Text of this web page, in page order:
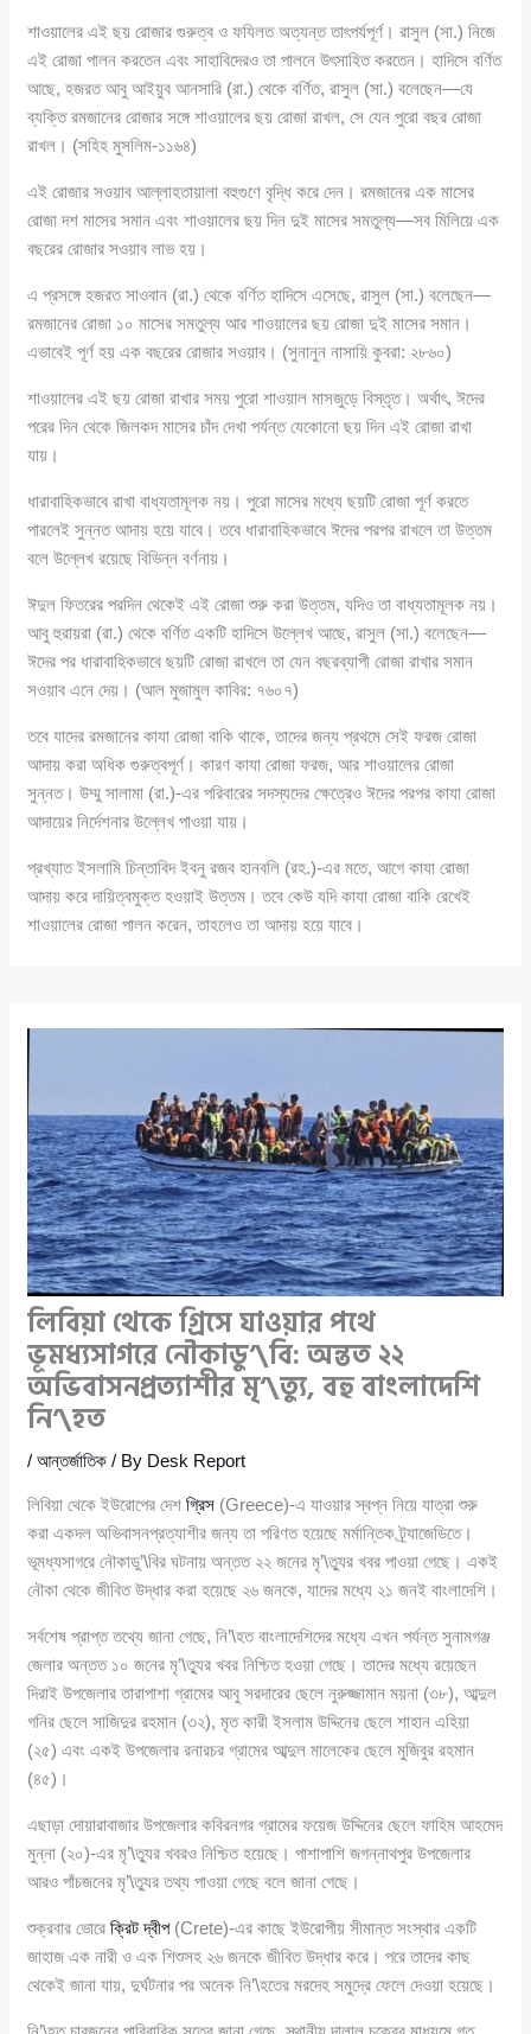
শাওয়ালের এই ছয় রোজার গুরুত্ব ও ফযিলত অত্যন্ত তাৎপর্যপূর্ণ। রাসুল (সা.) নিজে
এই রোজা পালন করতেন এবং সাহাবিদেরও তা পালনে উৎসাহিত করতেন। হাদিসে বর্ণিত
আছে, হজরত আবু আইয়ুব আনসারি (রা.) থেকে বর্ণিত, রাসুল (সা.) বলেছেন—যে
ব্যক্তি রমজানের রোজার সঙ্গে শাওয়ালের ছয় রোজা রাখল, সে যেন পুরো বছর রোজা
রাখল। (সহিহ মুসলিম-১১৬৪)
এই রোজার সওয়াব আল্লাহতায়ালা বহুগুণে বৃদ্ধি করে দেন। রমজানের এক মাসের
রোজা দশ মাসের সমান এবং শাওয়ালের ছয় দিন দুই মাসের সমতুল্য—সব মিলিয়ে এক
বছরের রোজার সওয়াব লাভ হয়।
এ প্রসঙ্গে হজরত সাওবান (রা.) থেকে বর্ণিত হাদিসে এসেছে, রাসুল (সা.) বলেছেন—
রমজানের রোজা ১০ মাসের সমতুল্য আর শাওয়ালের ছয় রোজা দুই মাসের সমান।
এভাবেই পূর্ণ হয় এক বছরের রোজার সওয়াব। (সুনানুন নাসায়ি কুবরা: ২৮৬০)
শাওয়ালের এই ছয় রোজা রাখার সময় পুরো শাওয়াল মাসজুড়ে বিস্তৃত। অর্থাৎ, ঈদের
পরের দিন থেকে জিলকদ মাসের চাঁদ দেখা পর্যন্ত যেকোনো ছয় দিন এই রোজা রাখা
যায়।
ধারাবাহিকভাবে রাখা বাধ্যতামূলক নয়। পুরো মাসের মধ্যে ছয়টি রোজা পূর্ণ করতে
পারলেই সুন্নত আদায় হয়ে যাবে। তবে ধারাবাহিকভাবে ঈদের পরপর রাখলে তা উত্তম
বলে উল্লেখ রয়েছে বিভিন্ন বর্ণনায়।
ঈদুল ফিতরের পরদিন থেকেই এই রোজা শুরু করা উত্তম, যদিও তা বাধ্যতামূলক নয়।
আবু হুরায়রা (রা.) থেকে বর্ণিত একটি হাদিসে উল্লেখ আছে, রাসুল (সা.) বলেছেন—
ঈদের পর ধারাবাহিকভাবে ছয়টি রোজা রাখলে তা যেন বছরব্যাপী রোজা রাখার সমান
সওয়াব এনে দেয়। (আল মুজামুল কাবির: ৭৬০৭)
তবে যাদের রমজানের কাযা রোজা বাকি থাকে, তাদের জন্য প্রথমে সেই ফরজ রোজা
আদায় করা অধিক গুরুত্বপূর্ণ। কারণ কাযা রোজা ফরজ, আর শাওয়ালের রোজা
সুন্নত। উম্মু সালামা (রা.)-এর পরিবারের সদস্যদের ক্ষেত্রেও ঈদের পরপর কাযা রোজা
আদায়ের নির্দেশনার উল্লেখ পাওয়া যায়।
প্রখ্যাত ইসলামি চিন্তাবিদ ইবনু রজব হানবলি (রহ.)-এর মতে, আগে কাযা রোজা
আদায় করে দায়িত্বমুক্ত হওয়াই উত্তম। তবে কেউ যদি কাযা রোজা বাকি রেখেই
শাওয়ালের রোজা পালন করেন, তাহলেও তা আদায় হয়ে যাবে।
লিবিয়া থেকে গ্রিসে যাওয়ার পথে
ভূমধ্যসাগরে নৌকাডু’\বি: অন্তত ২২
অভিবাসনপ্রত্যাশীর মৃ’\ত্যু, বহু বাংলাদেশি
নি’\হত
/আন্তর্জাতিক / By Desk Report
লিবিয়া থেকে ইউরোপের দেশগ্রিস (Greece)-এ যাওয়ার স্বপ্ন নিয়ে যাত্রা শুরু
করা একদল অভিবাসনপ্রত্যাশীর জন্য তা পরিণত হয়েছে মর্মান্তিক ট্র্যাজেডিতে।
ভূমধ্যসাগরে নৌকাডু’\বির ঘটনায় অন্তত ২২ জনের মৃ’\ত্যুর খবর পাওয়া গেছে। একই
নৌকা থেকে জীবিত উদ্ধার করা হয়েছে ২৬ জনকে, যাদের মধ্যে ২১ জনই বাংলাদেশি।
সর্বশেষ প্রাপ্ত তথ্যে জানা গেছে, নি’\হত বাংলাদেশিদের মধ্যে এখন পর্যন্ত সুনামগঞ্জ
জেলার অন্তত ১০ জনের মৃ’\ত্যুর খবর নিশ্চিত হওয়া গেছে। তাদের মধ্যে রয়েছেন
দিরাই উপজেলার তারাপাশা গ্রামের আবু সরদারের ছেলে নুরুজ্জামান ময়না (৩৮), আব্দুল
গনির ছেলে সাজিদুর রহমান (৩২), মৃত কারী ইসলাম উদ্দিনের ছেলে শাহান এহিয়া
(২৫) এবং একই উপজেলার রনারচর গ্রামের আব্দুল মালেকের ছেলে মুজিবুর রহমান
(৪৫)।
এছাড়া দোয়ারাবাজার উপজেলার কবিরনগর গ্রামের ফয়েজ উদ্দিনের ছেলে ফাহিম আহমেদ
মুন্না (২০)-এর মৃ’\ত্যুর খবরও নিশ্চিত হয়েছে। পাশাপাশি জগন্নাথপুর উপজেলার
আরও পাঁচজনের মৃ’\ত্যুর তথ্য পাওয়া গেছে বলে জানা গেছে।
শুক্রবার ভোরেক্রিট দ্বীপ(Crete)-এর কাছে ইউরোপীয় সীমান্ত সংস্থার একটি
জাহাজ এক নারী ও এক শিশুসহ ২৬ জনকে জীবিত উদ্ধার করে। পরে তাদের কাছ
থেকেই জানা যায়, দুর্ঘটনার পর অনেক নি’\হতের মরদেহ সমুদ্রে ফেলে দেওয়া হয়েছে।